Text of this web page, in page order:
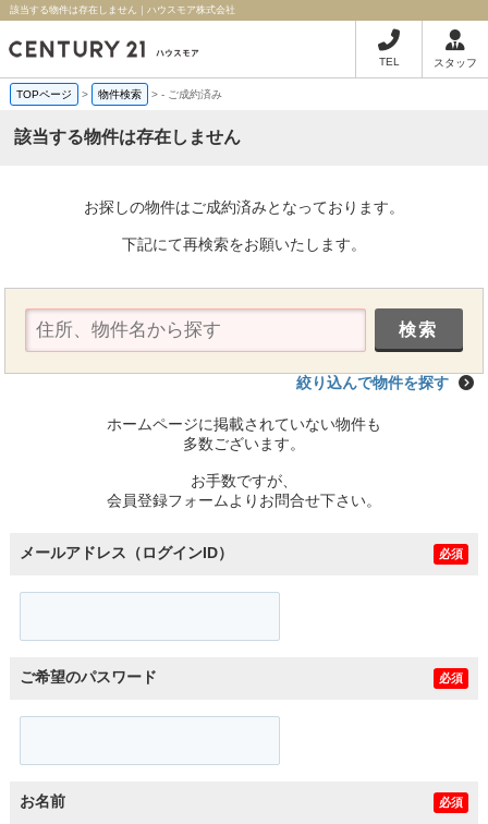
該当する物件は存在しません｜ハウスモア株式会社
TEL スタッフ
TOPページ > 物件検索 >- ご成約済み
該当する物件は存在しません
お探しの物件はご成約済みとなっております。
下記にて再検索をお願いたします。
絞り込んで物件を探す
ホームページに掲載されていない物件も
多数ございます。
お手数ですが、
会員登録フォームよりお問合せ下さい。
メールアドレス（ログインID） 必須
ご希望のパスワード 必須
お名前 必須